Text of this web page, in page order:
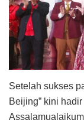
Setelah sukses
Beijing” kini